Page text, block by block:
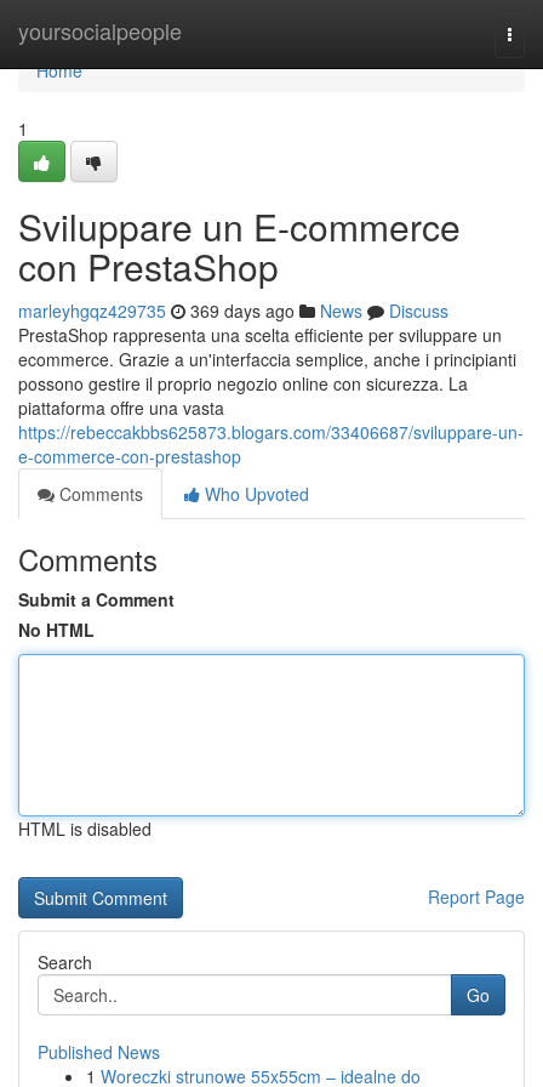
yoursocialpeople
Home
Home
1
Sviluppare un E-commerce
con PrestaShop
marleyhgqz429735 369 days ago News
Discuss
PrestaShop rappresenta una scelta efficiente per sviluppare un
ecommerce. Grazie a un'interfaccia semplice, anche i principianti
possono gestire il proprio negozio online con sicurezza. La
piattaforma offre una vasta
https://rebeccakbbs625873.blogars.com/33406687/sviluppare-un-
e-commerce-con-prestashop
Comments
Who Upvoted
Comments
Submit a Comment
No HTML
HTML is disabled
Report Page
Search
Go
Published News
1 Woreczki strunowe 55x55cm – idealne do